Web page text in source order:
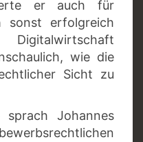
er auch für
sonst erfolgreich
wie die
Sicht zu
Johannes